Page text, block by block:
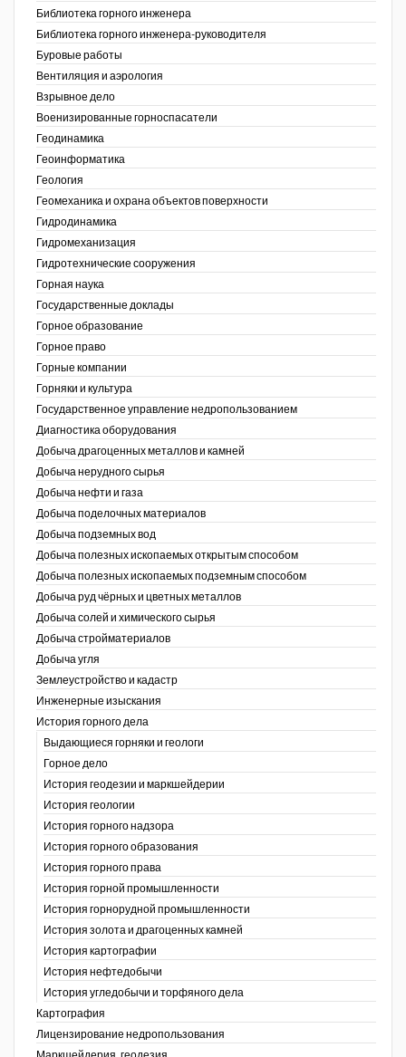
Библиотека горного инженера
Библиотека горного инженера-руководителя
Буровые работы
Вентиляция и аэрология
Взрывное дело
Военизированные горноспасатели
Геодинамика
Геоинформатика
Геология
Геомеханика и охрана объектов поверхности
Гидродинамика
Гидромеханизация
Гидротехнические сооружения
Горная наука
Государственные доклады
Горное образование
Горное право
Горные компании
Горняки и культура
Государственное управление недропользованием
Диагностика оборудования
Добыча драгоценных металлов и камней
Добыча нерудного сырья
Добыча нефти и газа
Добыча поделочных материалов
Добыча подземных вод
Добыча полезных ископаемых открытым способом
Добыча полезных ископаемых подземным способом
Добыча руд чёрных и цветных металлов
Добыча солей и химического сырья
Добыча стройматериалов
Добыча угля
Землеустройство и кадастр
Инженерные изыскания
История горного дела
Выдающиеся горняки и геологи
Горное дело
История геодезии и маркшейдерии
История геологии
История горного надзора
История горного образования
История горного права
История горной промышленности
История горнорудной промышленности
История золота и драгоценных камней
История картографии
История нефтедобычи
История угледобычи и торфяного дела
Картография
Лицензирование недропользования
Минеральные ресурсы России
Нефтегазовые технологии
Нефтегазовая вертикаль
Промышленность и безопасность
Разведка и охрана недр
Стандарт качества
Уголь Кузбасса
Химагрегаты
распределение
Coal People Magazine
PWC